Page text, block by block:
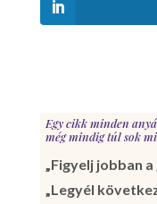
Egy cikk minden
még mindig túl sok
„Figyelj jobban
„Legyél